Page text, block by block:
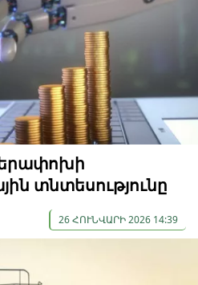
տնտեսությունը
26 ՀՈՒՆՎԱՐԻ 2026 14:39